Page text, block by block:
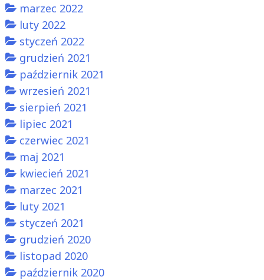
marzec 2022
luty 2022
styczeń 2022
grudzień 2021
październik 2021
wrzesień 2021
sierpień 2021
lipiec 2021
czerwiec 2021
maj 2021
kwiecień 2021
marzec 2021
luty 2021
styczeń 2021
grudzień 2020
listopad 2020
październik 2020